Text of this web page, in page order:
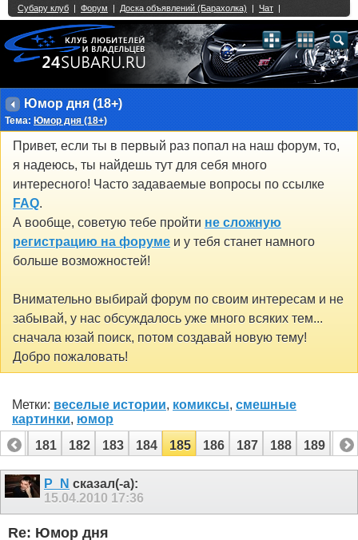
Юмор дня (18+)
Тема: Юмор дня (18+)
Привет, если ты в первый раз попал на наш форум, то,
я надеюсь, ты найдешь тут для себя много
интересного! Часто задаваемые вопросы по ссылке
FAQ.
А вообще, советую тебе пройти не сложную
регистрацию на форуме и у тебя станет намного
больше возможностей!
Внимательно выбирай форум по своим интересам и не
забывай, у нас обсуждалось уже много всяких тем...
сначала юзай поиск, потом создавай новую тему!
Добро пожаловать!
Метки: веселые истории, комиксы, смешные
картинки, юмор
180
181 182 183 184 185 186 187 188 189 190
200 201P_N сказал(-а):
15.04.2010 17:36
Re: Юмор дня
Single Sign On provided byvBSSO
2 3 4 5 6 7 8 9 10 11 12 13 14 15 16 17 18 21 22 23 24 25 26
27 28 29 30 31 32 33 34 35 36 37 38 39 40 41 42 43